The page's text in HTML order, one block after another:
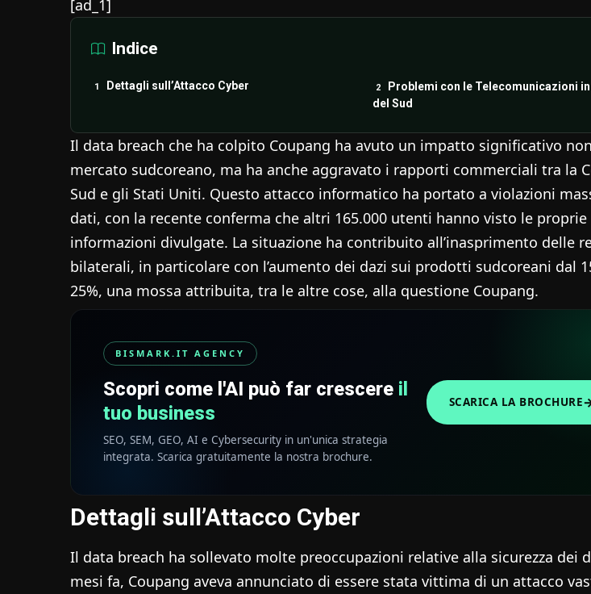
[ad_1]
Indice
Dettagli sull’Attacco Cyber
Problemi con le Telecomunicazioni
del Sud
Il data breach che ha colpito Coupang ha avuto un impatto significativo
mercato sudcoreano, ma ha anche aggravato i rapporti commerciali tra la
Sud e gli Stati Uniti. Questo attacco informatico ha portato a violazioni
dati, con la recente conferma che altri 165.000 utenti hanno visto le proprie
informazioni divulgate. La situazione ha contribuito all’inasprimento delle
bilaterali, in particolare con l’aumento dei dazi sui prodotti sudcoreani dal
25%, una mossa attribuita, tra le altre cose, alla questione Coupang.
BISMARK.IT AGENCY
Scopri come l'AI può far crescere il
tuo business
SEO, SEM, GEO, AI e Cybersecurity in un'unica strategia
integrata. Scarica gratuitamente la nostra brochure.
SCARICA LA BROCHURE
Dettagli sull’Attacco Cyber
Il data breach ha sollevato molte preoccupazioni relative alla sicurezza dei
mesi fa, Coupang aveva annunciato di essere stata vittima di un attacco